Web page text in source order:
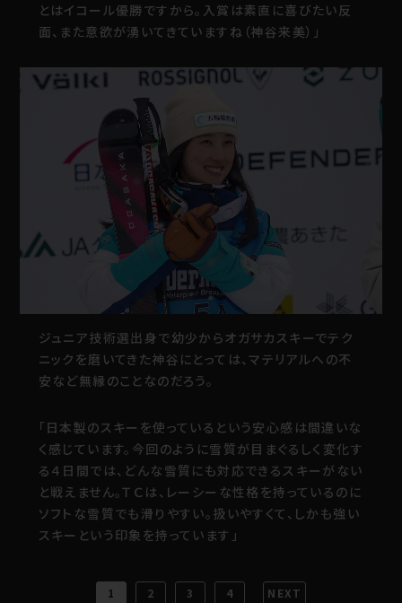
とはイコール優勝ですから。入賞は素直に喜びたい反
面、また意欲が湧いてきていますね（神谷来美）」
ジュニア技術選出身で幼少からオガサカスキーでテク
ニックを磨いてきた神谷にとっては、マテリアルへの不
安など無縁のことなのだろう。
「日本製のスキーを使っているという安心感は間違いな
く感じています。今回のように雪質が目まぐるしく変化す
る４日間では、どんな雪質にも対応できるスキーがない
と戦えません。ＴＣは、レーシーな性格を持っているのに
ソフトな雪質でも滑りやすい。扱いやすくて、しかも強い
スキーという印象を持っています」
1 2 3 4 NEXT